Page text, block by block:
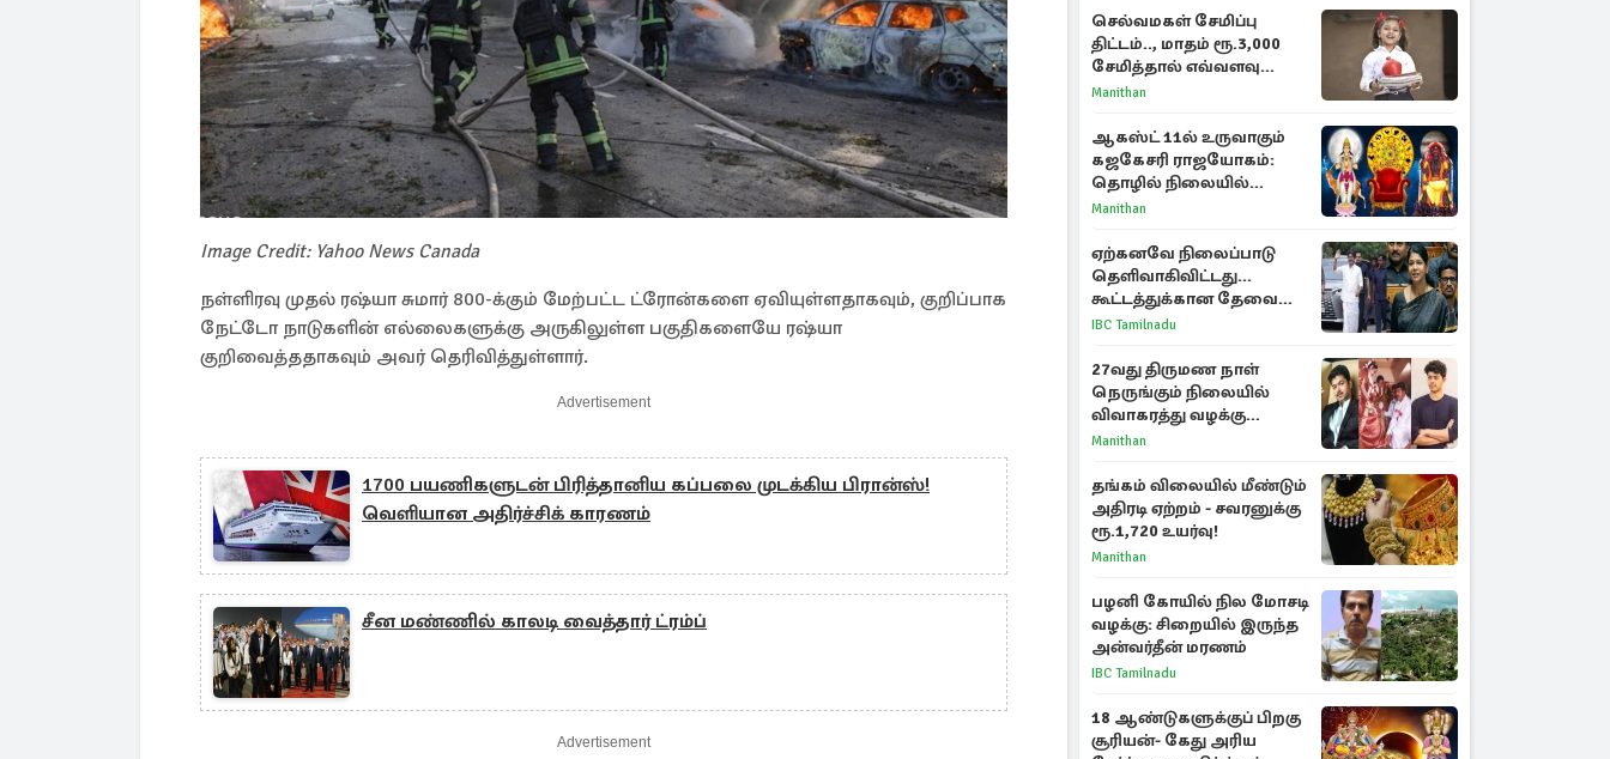
Image Credit: Yahoo News Canada
நள்ளிரவு முதல் ரஷ்யா சுமார் 800-க்கும் மேற்பட்ட ட்ரோன்களை ஏவியுள்ளதாகவும், குறிப்பாக
நேட்டோ நாடுகளின் எல்லைகளுக்கு அருகிலுள்ள பகுதிகளையே ரஷ்யா
குறிவைத்ததாகவும் அவர் தெரிவித்துள்ளார்.
Advertisement
1700 பயணிகளுடன் பிரித்தானிய கப்பலை முடக்கிய பிரான்ஸ்!
வெளியான அதிர்ச்சிக் காரணம்
சீன மண்ணில் காலடி வைத்தார் ட்ரம்ப்
Advertisement
செல்வமகள் சேமிப்பு
திட்டம்.., மாதம் ரூ.3,000
சேமித்தால் எவ்வளவு
கிடைக்கும்?
Manithan
ஆகஸ்ட் 11ல் உருவாகும்
கஜகேசரி ராஜயோகம்:
தொழில் நிலையில்
அதிர்ஷ்டம் பெறும் 3
Manithan
ஏற்கனவே நிலைப்பாடு
தெளிவாகிவிட்டது...
கூட்டத்துக்கான தேவை
என்ன? - கனிமொழி
IBC Tamilnadu
27வது திருமண நாள்
நெருங்கும் நிலையில்
விவாகரத்து வழக்கு
வாபஸ்! விஜய்யுடன்
Manithan
தங்கம் விலையில் மீண்டும்
அதிரடி ஏற்றம் - சவரனுக்கு
ரூ.1,720 உயர்வு!
Manithan
பழனி கோயில் நில மோசடி
வழக்கு: சிறையில் இருந்த
அன்வர்தீன் மரணம்
IBC Tamilnadu
18 ஆண்டுகளுக்குப் பிறகு
சூரியன்- கேது அரிய